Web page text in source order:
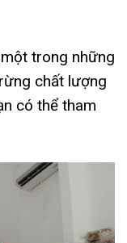
trong những
chất lượng
có thể tham